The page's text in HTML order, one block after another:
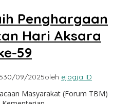
Penghargaan
Hari Aksara
59
30/09/2025oleh ejogja ID
Masyarakat (Forum TBM)